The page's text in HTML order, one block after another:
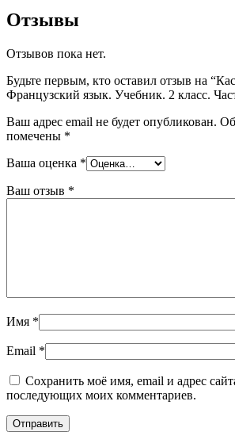
Отзывы
Отзывов пока нет.
Будьте первым, кто оставил отзыв на
Французский язык. Учебник. 2 класс.
Ваш адрес email не будет опубликован.
помечены *
Ваша оценка *
Ваш отзыв *
Имя *
Email *
Сохранить моё имя, email и адрес
последующих моих комментариев.